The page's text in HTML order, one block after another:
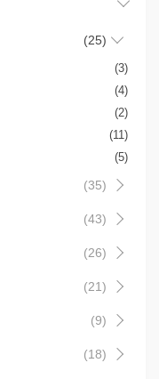
(25)
(3)
(4)
(2)
(11)
(5)
(35)
(43)
(26)
(21)
(9)
(18)